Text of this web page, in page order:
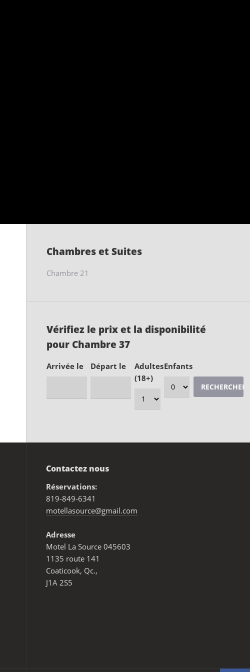
Chambres et Suites
Chambre 21
Vérifiez le prix et la disponibilité
pour Chambre 37
Arrivée le Départ le
Adultes
(18+)
Enfants
Contactez nous
Réservations:
819-849-6341
motellasource@gmail.com
Adresse
Motel La Source 045603
1135 route 141
Coaticook, Qc.,
J1A 2S5